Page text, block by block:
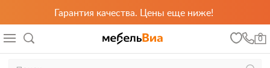
Гарантия качества. Цены еще ниже!
0